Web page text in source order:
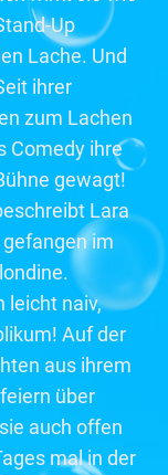
Up
Lache. Und
ihrer
zum Lachen
Comedy ihre
gewagt!
Lara
im
leicht naiv,
Auf der
aus ihrem
über
auch offen
mal in der